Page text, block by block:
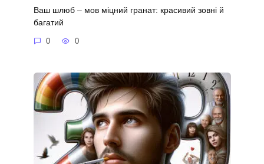
Ваш шлюб – мов міцний гранат: красивий зовні й
багатий
0 0